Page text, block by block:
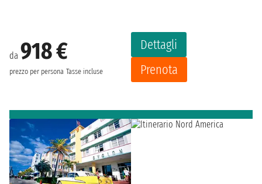
da 918 €
prezzo per persona Tasse incluse
Dettagli
Prenota